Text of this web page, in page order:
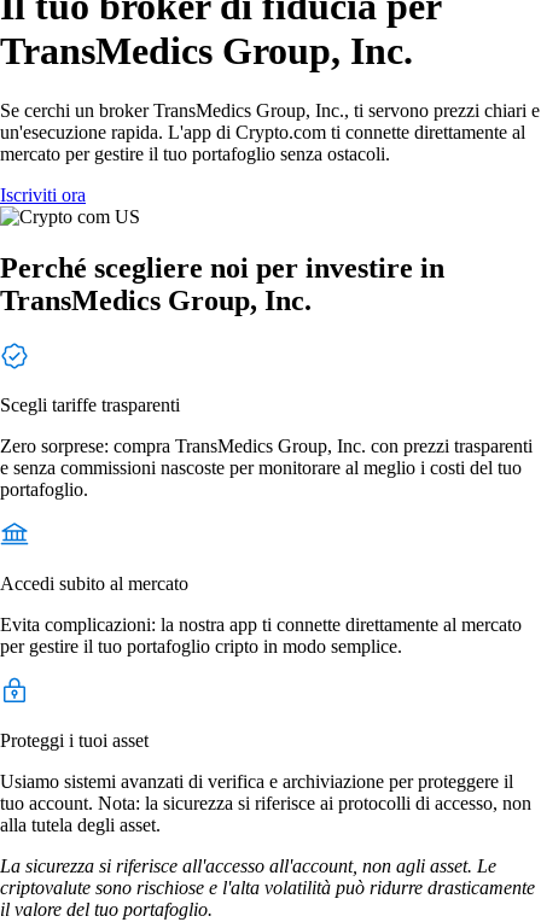
TransMedics Group, Inc.
Se cerchi un broker TransMedics Group, Inc., ti servono prezzi chiari e
un'esecuzione rapida. L'app di Crypto.com ti connette direttamente al
mercato per gestire il tuo portafoglio senza ostacoli.
Iscriviti ora
Perché scegliere noi per investire in
TransMedics Group, Inc.
Scegli tariffe trasparenti
Zero sorprese: compra TransMedics Group, Inc. con prezzi trasparenti
e senza commissioni nascoste per monitorare al meglio i costi del tuo
portafoglio.
Accedi subito al mercato
Evita complicazioni: la nostra app ti connette direttamente al mercato
per gestire il tuo portafoglio cripto in modo semplice.
Proteggi i tuoi asset
Usiamo sistemi avanzati di verifica e archiviazione per proteggere il
tuo account. Nota: la sicurezza si riferisce ai protocolli di accesso, non
alla tutela degli asset.
La sicurezza si riferisce all'accesso all'account, non agli asset. Le
criptovalute sono rischiose e l'alta volatilità può ridurre drasticamente
il valore del tuo portafoglio.